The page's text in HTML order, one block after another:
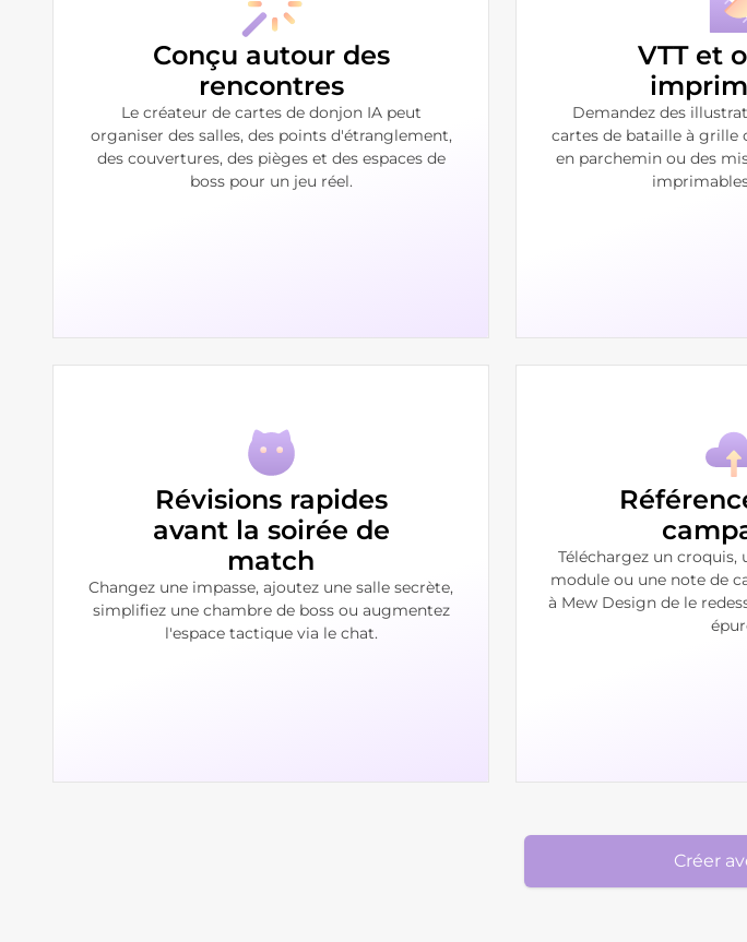
Conçu autour des
rencontres
Le créateur de cartes de donjon IA peut
organiser des salles, des points d'étranglement,
des couvertures, des pièges et des espaces de
boss pour un jeu réel.
VTT et
Demandez des
cartes de bataille à grille
en parchemin ou des
Révisions rapides
avant la soirée de
match
Changez une impasse, ajoutez une salle secrète,
simplifiez une chambre de boss ou augmentez
l'espace tactique via le chat.
Téléchargez un croquis,
module ou une note de
à Mew Design de le
Créer